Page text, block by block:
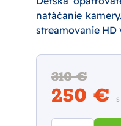
natáčanie
streamovanie HD
310 €
250 €